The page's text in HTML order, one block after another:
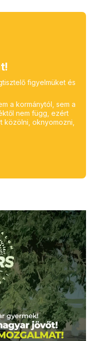
figyelmüket és
a kormánytól, sem a
nem függ, ezért
közölni, oknyomozni,